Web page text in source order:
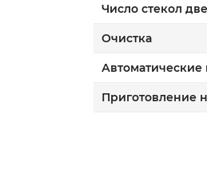
Число стекол
Очистка
Приготовление